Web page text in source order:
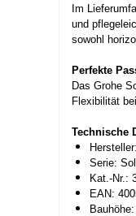
Im
und
sowohl
Perfekte
Das Grohe
Flexibilität
Technische
Serie:
Kat.-Nr.:
EAN: